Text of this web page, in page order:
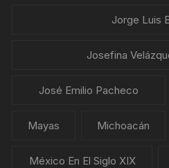
Jorge Luis
Josefina
José Emilio Pacheco
Mayas Michoacán
México En El Siglo XIX